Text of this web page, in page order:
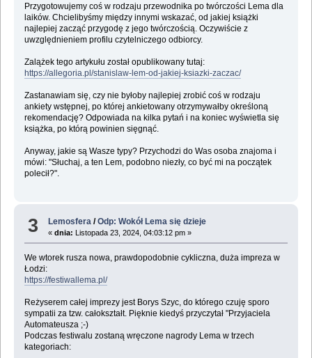
Przygotowujemy coś w rodzaju przewodnika po twórczości Lema dla
laików. Chcielibyśmy między innymi wskazać, od jakiej książki
najlepiej zacząć przygodę z jego twórczością. Oczywiście z
uwzględnieniem profilu czytelniczego odbiorcy.
Zalążek tego artykułu został opublikowany tutaj:
https://allegoria.pl/stanislaw-lem-od-jakiej-ksiazki-zaczac/
Zastanawiam się, czy nie byłoby najlepiej zrobić coś w rodzaju
ankiety wstępnej, po której ankietowany otrzymywałby określoną
rekomendację? Odpowiada na kilka pytań i na koniec wyświetla się
książka, po którą powinien sięgnąć.
Anyway, jakie są Wasze typy? Przychodzi do Was osoba znajoma i
mówi: "Słuchaj, a ten Lem, podobno niezły, co być mi na początek
polecił?".
3 Lemosfera /Odp: Wokół Lema się dzieje
«dnia: Listopada 23, 2024, 04:03:12 pm »
We wtorek rusza nowa, prawdopodobnie cykliczna, duża impreza w
Łodzi:
https://festiwallema.pl/
Reżyserem całej imprezy jest Borys Szyc, do którego czuję sporo
sympatii za tzw. całokształt. Pięknie kiedyś przyczytał "Przyjaciela
Automateusza ;-)
Podczas festiwalu zostaną wręczone nagrody Lema w trzech
kategoriach: